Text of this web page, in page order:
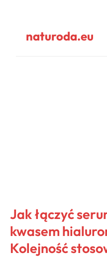
naturoda.eu
Jak łączyć
kwasem
Kolejność